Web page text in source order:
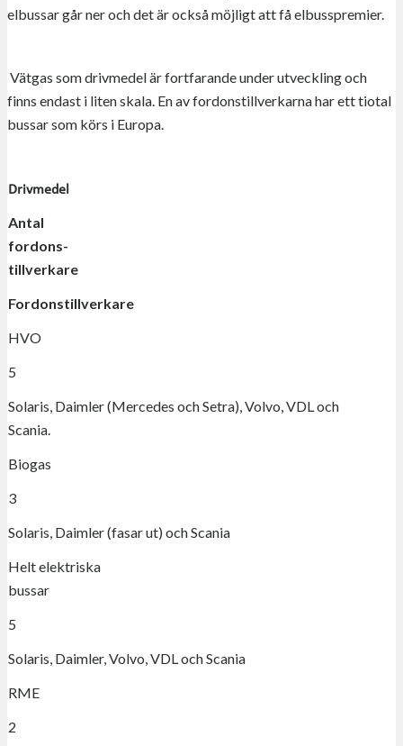
elbussar går ner och det är också möjligt att få elbusspremier.
Vätgas som drivmedel är fortfarande under utveckling och
finns endast i liten skala. En av fordonstillverkarna har ett tiotal
bussar som körs i Europa.
Drivmedel
Antal
fordons-
tillverkare
Fordonstillverkare
HVO
5
Solaris, Daimler (Mercedes och Setra), Volvo, VDL och
Scania.
Biogas
3
Solaris, Daimler (fasar ut) och Scania
Helt elektriska
bussar
5
Solaris, Daimler, Volvo, VDL och Scania
RME
2